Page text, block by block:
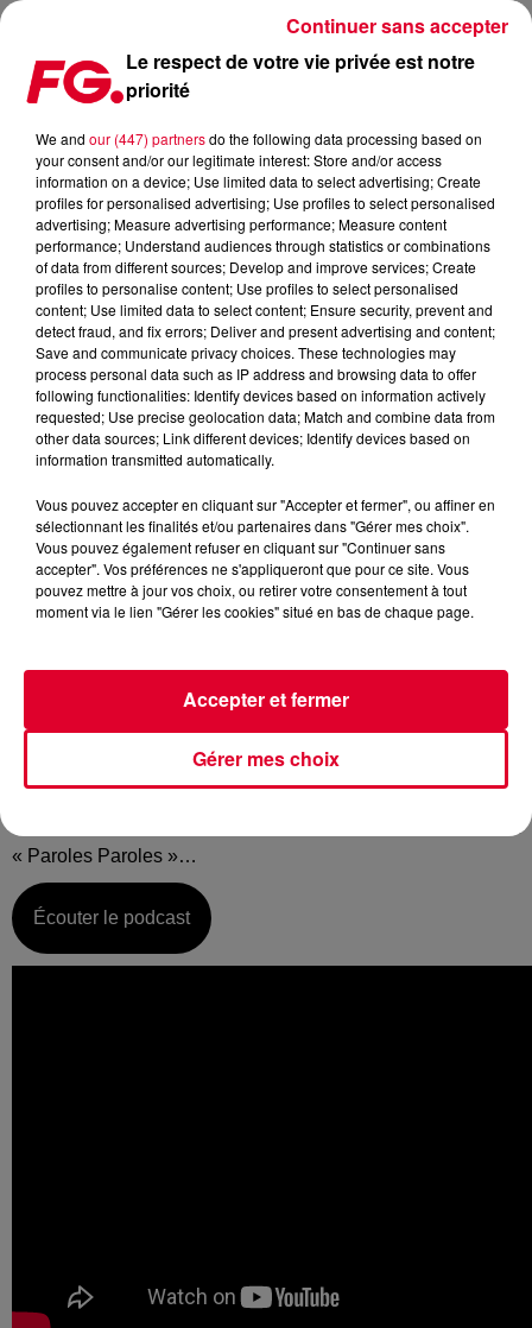
LA MUSIC STORY DU JOUR : DOUMEA
Publié : 15 octobre 2019 à 9h03 par Christophe HUBERT
Mardi 15 octobre :
« Encore des mots, toujours des mots, les mêmes
parisien Doumëa a été révélé par RadioFG. Sauf que ces
« Paroles Paroles »…
Écouter le podcast
Le respect de votre vie privée est notre
priorité
We and our (447) partnersdo the following data processing based on
your consent and/or our legitimate interest: Store and/or access
information on a device; Use limited data to select advertising; Create
profiles for personalised advertising; Use profiles to select personalised
advertising; Measure advertising performance; Measure content
performance; Understand audiences through statistics or combinations
of data from different sources; Develop and improve services; Create
profiles to personalise content; Use profiles to select personalised
content; Use limited data to select content; Ensure security, prevent and
detect fraud, and fix errors; Deliver and present advertising and content;
Save and communicate privacy choices. These technologies may
process personal data such as IP address and browsing data to offer
following functionalities: Identify devices based on information actively
requested; Use precise geolocation data; Match and combine data from
other data sources; Link different devices; Identify devices based on
information transmitted automatically.
Vous pouvez accepter en cliquant sur "Accepter et fermer", ou affiner en
sélectionnant les finalités et/ou partenaires dans "Gérer mes choix".
Vous pouvez également refuser en cliquant sur "Continuer sans
accepter". Vos préférences ne s'appliqueront que pour ce site. Vous
pouvez mettre à jour vos choix, ou retirer votre consentement à tout
moment via le lien "Gérer les cookies" situé en bas de chaque page.
Gérer mes choix
Accepter et fermer
Continuer sans accepter